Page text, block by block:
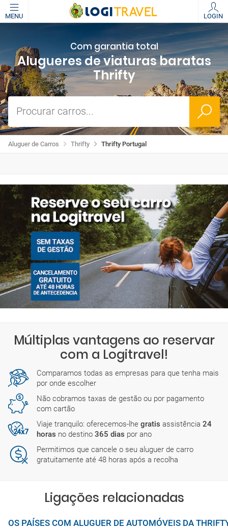
MENU LOGIN
Com garantia total
Alugueres de viaturas baratas
Thrifty
Procurar carros...
Thrifty Portugal
Thrifty
Aluguer de Carros
Múltiplas vantagens ao reservar
com a Logitravel!
Comparamos todas as empresas para que tenha mais
por onde escolher
Não cobramos taxas de gestão ou por pagamento
com cartão
Viaje tranquilo: oferecemos-lhe gratis assistência 24
horas no destino 365 dias por ano
Permitimos que cancele o seu aluguer de carro
gratuitamente até 48 horas após a recolha
Ligações relacionadas
OS PAÍSES COM ALUGUER DE AUTOMÓVEIS DA